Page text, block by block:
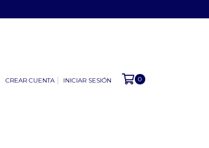
CREAR CUENTA INICIAR SESIÓN 0